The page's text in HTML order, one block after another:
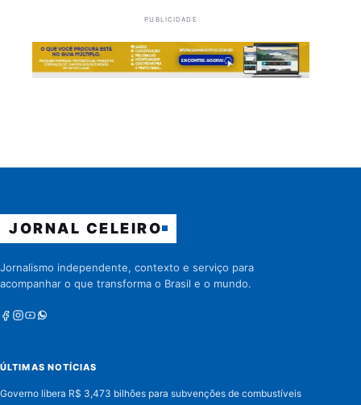
PUBLICIDADE
JORNAL CELEIRO
Jornalismo independente, contexto e serviço para
acompanhar o que transforma o Brasil e o mundo.
Facebook
Instagram
Youtube
Whatsapp
ÚLTIMAS NOTÍCIAS
Governo libera R$ 3,473 bilhões para subvenções de combustíveis